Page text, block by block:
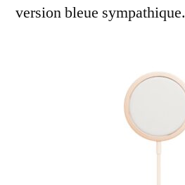
version bleue sympathique.